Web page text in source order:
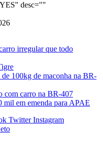
desc=""
irregular que todo
100kg de maconha na BR-
com carro na BR-407
em emenda para APAE
Twitter Instagram